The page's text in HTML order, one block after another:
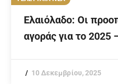
Ελαιόλαδο: Οι
αγοράς για το 2025
10 Δεκεμβρίου, 2025